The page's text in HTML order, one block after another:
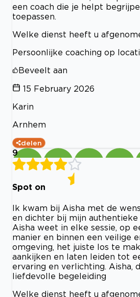
een coach die je helpt
toepassen.
Welke dienst heeft u
Persoonlijke coaching op
Beveelt aan
15 February 2026
Karin
Arnhem
delen
9
Spot on
Ik kwam bij Aisha met de
en dichter bij mijn authentieke
Aisha weet in elke sessie, op
manier en binnen een veilige
omgeving, het juiste los te
aankijken en laten leiden tot
ervaring en verlichting. Aisha,
liefdevolle begeleiding
Welke dienst heeft u